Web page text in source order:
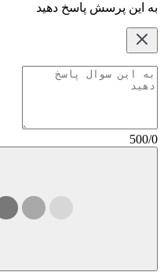
به این پرسش پاسخ دهید
500/0